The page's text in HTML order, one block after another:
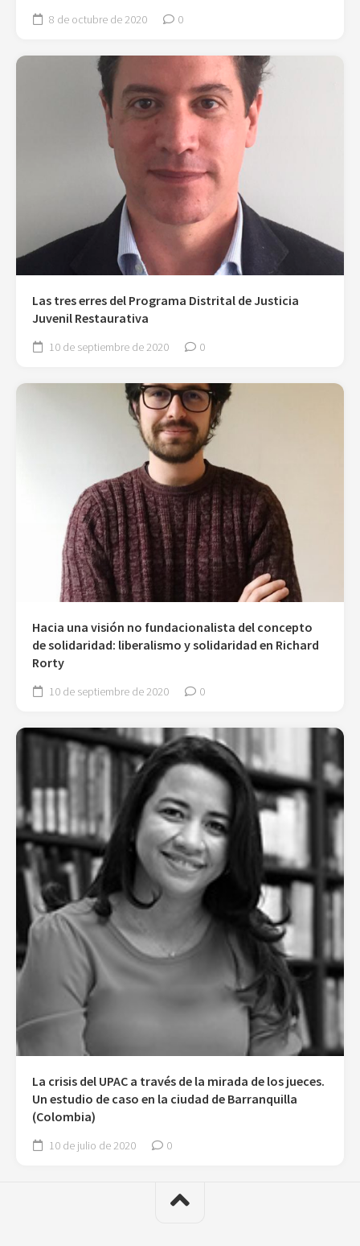
8 de octubre de 2020 0
Las tres erres del Programa Distrital de Justicia
Juvenil Restaurativa
10 de septiembre de 2020 0
Hacia una visión no fundacionalista del concepto
de solidaridad: liberalismo y solidaridad en Richard
Rorty
10 de septiembre de 2020 0
La crisis del UPAC a través de la mirada de los jueces.
Un estudio de caso en la ciudad de Barranquilla
(Colombia)
10 de julio de 2020 0